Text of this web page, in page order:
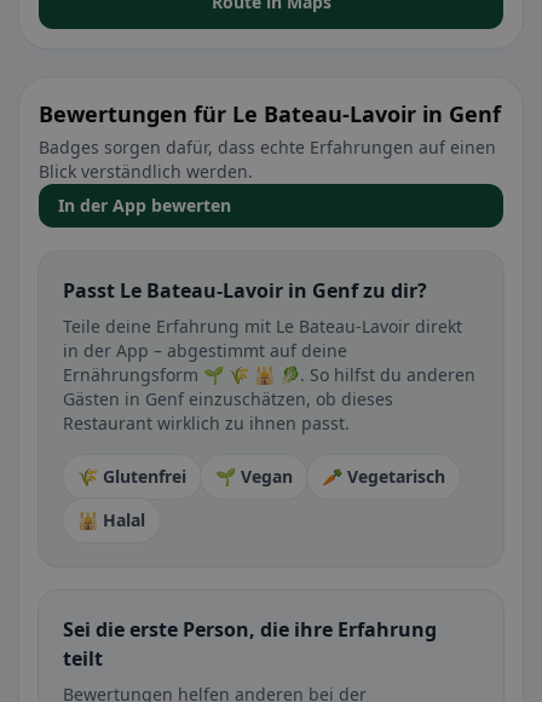
Bewertungen für Le Bateau-Lavoir in Genf
Badges sorgen dafür, dass echte Erfahrungen auf einen
Blick verständlich werden.
In der App bewerten
Passt Le Bateau-Lavoir in Genf zu dir?
Teile deine Erfahrung mit Le Bateau-Lavoir direkt
in der App – abgestimmt auf deine
Ernährungsform 🌱 🌾 🕌 🥬. So hilfst du anderen
Gästen in Genf einzuschätzen, ob dieses
Restaurant wirklich zu ihnen passt.
🌾 Glutenfrei 🌱 Vegan
🥕 Vegetarisch
🕌 Halal
Sei die erste Person, die ihre Erfahrung
teilt
Bewertungen helfen anderen bei der